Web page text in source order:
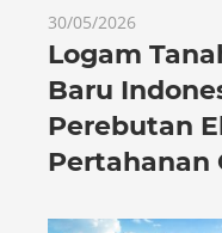
30/05/2026
Logam
Baru
Perebutan
Pertahanan